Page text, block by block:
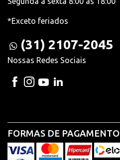
*Exceto feriados
(31) 2107-2045
Nossas Redes Sociais
FORMAS DE PAGAMENTO